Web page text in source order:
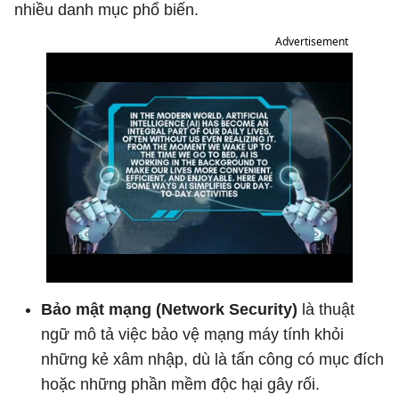
nhiều danh mục phổ biến.
Advertisement
Bảo mật mạng (Network Security) là thuật
ngữ mô tả việc bảo vệ mạng máy tính khỏi
những kẻ xâm nhập, dù là tấn công có mục đích
hoặc những phần mềm độc hại gây rối.